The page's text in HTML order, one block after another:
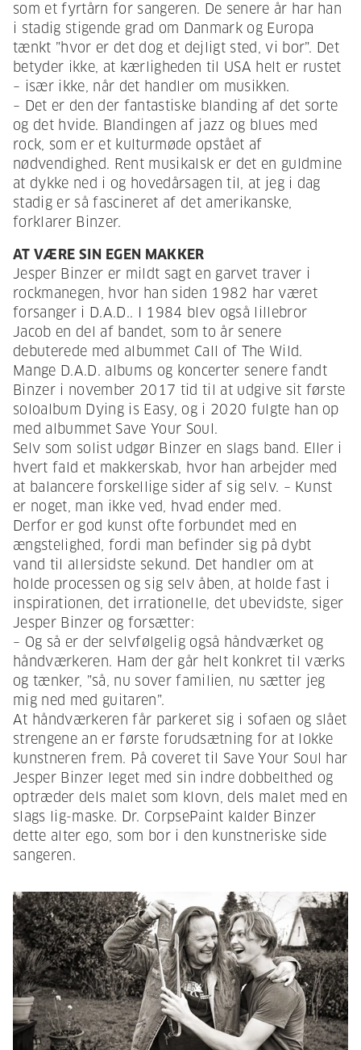
som et fyrtårn for sangeren. De senere år har han
i stadig stigende grad om Danmark og Europa
tænkt ”hvor er det dog et dejligt sted, vi bor”. Det
betyder ikke, at kærligheden til USA helt er rustet
– især ikke, når det handler om musikken.
– Det er den der fantastiske blanding af det sorte
og det hvide. Blandingen af jazz og blues med
rock, som er et kulturmøde opstået af
nødvendighed. Rent musikalsk er det en guldmine
at dykke ned i og hovedårsagen til, at jeg i dag
stadig er så fascineret af det amerikanske,
forklarer Binzer.
AT VÆRE SIN EGEN MAKKER
Jesper Binzer er mildt sagt en garvet traver i
rockmanegen, hvor han siden 1982 har været
forsanger i D.A.D.. I 1984 blev også lillebror
Jacob en del af bandet, som to år senere
debuterede med albummet Call of The Wild.
Mange D.A.D. albums og koncerter senere fandt
Binzer i november 2017 tid til at udgive sit første
soloalbum Dying is Easy, og i 2020 fulgte han op
med albummet Save Your Soul.
Selv som solist udgør Binzer en slags band. Eller i
hvert fald et makkerskab, hvor han arbejder med
at balancere forskellige sider af sig selv. – Kunst
er noget, man ikke ved, hvad ender med.
Derfor er god kunst ofte forbundet med en
ængstelighed, fordi man befinder sig på dybt
vand til allersidste sekund. Det handler om at
holde processen og sig selv åben, at holde fast i
inspirationen, det irrationelle, det ubevidste, siger
Jesper Binzer og forsætter:
– Og så er der selvfølgelig også håndværket og
håndværkeren. Ham der går helt konkret til værks
og tænker, ”så, nu sover familien, nu sætter jeg
mig ned med guitaren”.
At håndværkeren får parkeret sig i sofaen og slået
strengene an er første forudsætning for at lokke
kunstneren frem. På coveret til Save Your Soul har
Jesper Binzer leget med sin indre dobbelthed og
optræder dels malet som klovn, dels malet med en
slags lig-maske. Dr. CorpsePaint kalder Binzer
dette alter ego, som bor i den kunstneriske side
sangeren.